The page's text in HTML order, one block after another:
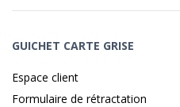
GUICHET CARTE GRISE
Espace client
Formulaire de rétractation